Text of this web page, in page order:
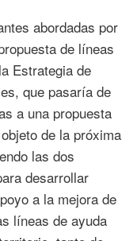
abordadas por
de líneas
Estrategia de
que pasaría de
a una propuesta
de la próxima
las dos
desarrollar
a la mejora de
líneas de ayuda